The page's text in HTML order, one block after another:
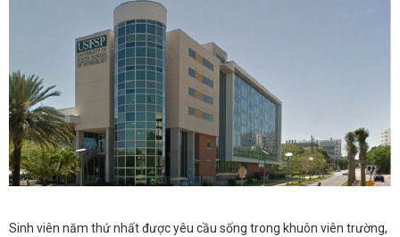
Sinh viên năm thứ nhất được yêu cầu sống trong khuôn viên trường,